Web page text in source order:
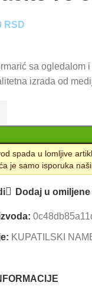
RSD
sa ogledalom
izrada od
spada u lomljive
je samo isporuka
Dodaj u omiljene
KUPATILSKI